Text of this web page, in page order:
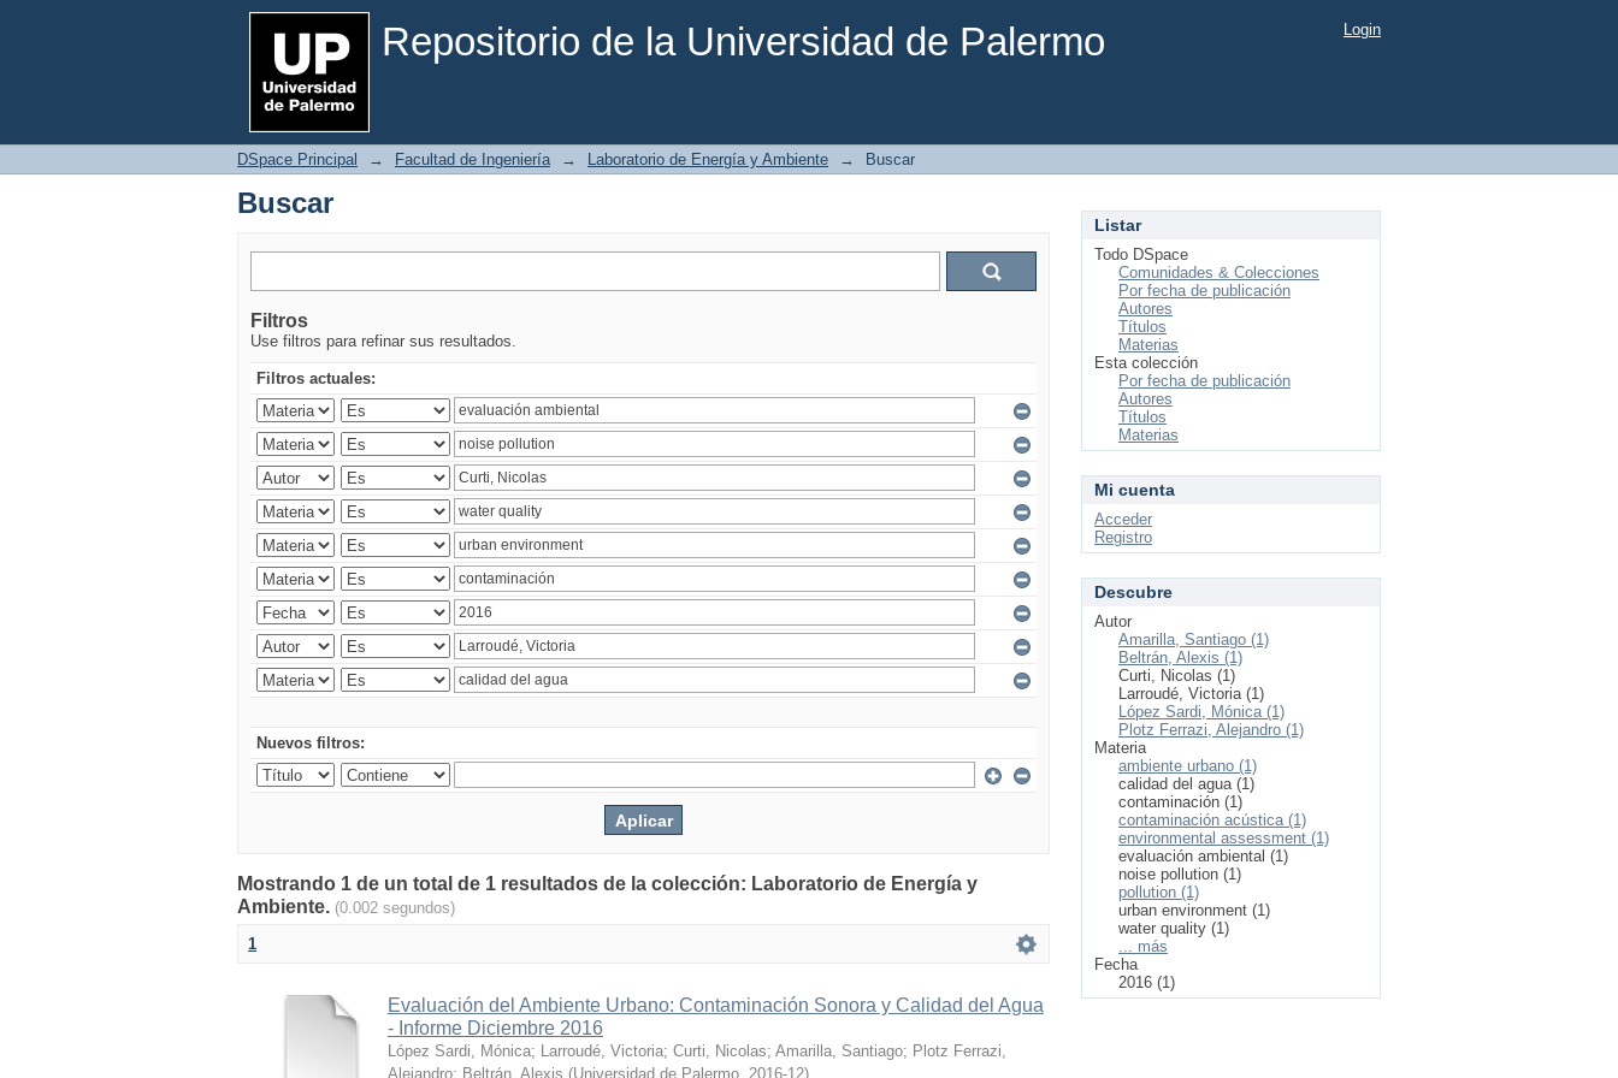
Repositorio de la Universidad de Palermo
Buscar Login
DSpace Principal → Facultad de Ingeniería → Laboratorio de Energía y Ambiente → Buscar
Buscar
Filtros
Use filtros para refinar sus resultados.
Filtros actuales:
Nuevos filtros:
Mostrando 1 de un total de 1 resultados de la colección: Laboratorio de Energía y
Ambiente. (0.002 segundos)
1
Evaluación del Ambiente Urbano: Contaminación Sonora y Calidad del Agua
- Informe Diciembre 2016
López Sardi, Mónica; Larroudé, Victoria; Curti, Nicolas; Amarilla, Santiago; Plotz Ferrazi,
Alejandro; Beltrán, Alexis (Universidad de Palermo 2016-12)
Listar
Todo DSpace
Comunidades & Colecciones
Por fecha de publicación
Autores
Títulos
Materias
Esta colección
Por fecha de publicación
Autores
Títulos
Materias
Mi cuenta
Acceder
Registro
Descubre
Autor
Amarilla, Santiago (1)
Beltrán, Alexis (1)
Curti, Nicolas (1)
Larroudé, Victoria (1)
López Sardi, Mónica (1)
Plotz Ferrazi, Alejandro (1)
Materia
ambiente urbano (1)
calidad del agua (1)
contaminación (1)
contaminación acústica (1)
environmental assessment (1)
evaluación ambiental (1)
noise pollution (1)
pollution (1)
urban environment (1)
water quality (1)
... más
Fecha
2016 (1)